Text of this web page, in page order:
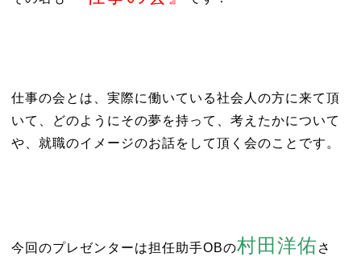
仕事の会とは、実際に働いている社会人の方に来て頂
いて、どのようにその夢を持って、考えたかについて
や、就職のイメージのお話をして頂く会のことです。
今回のプレゼンターは担任助手ОBの村田洋佑 さ